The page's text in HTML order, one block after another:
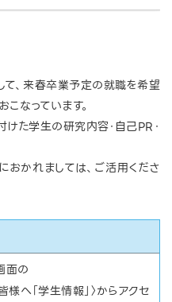
、来春卒業予定の就職を希望
なっています。
けた学生の研究内容・自己PR・
かれましては、ご活用くださ
面の
様へ「学生情報」〉からアクセ